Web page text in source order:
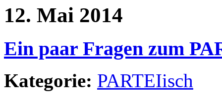
12. Mai 2014
Ein paar Fragen zum
Kategorie: PARTEIisch